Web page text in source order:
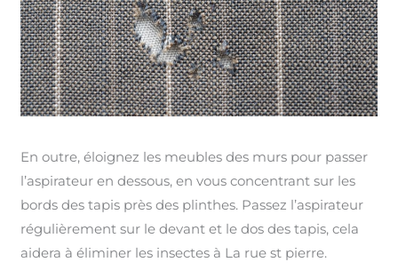
En outre, éloignez les meubles des murs pour passer
l’aspirateur en dessous, en vous concentrant sur les
bords des tapis près des plinthes. Passez l’aspirateur
régulièrement sur le devant et le dos des tapis, cela
aidera à éliminer les insectes à La rue st pierre.